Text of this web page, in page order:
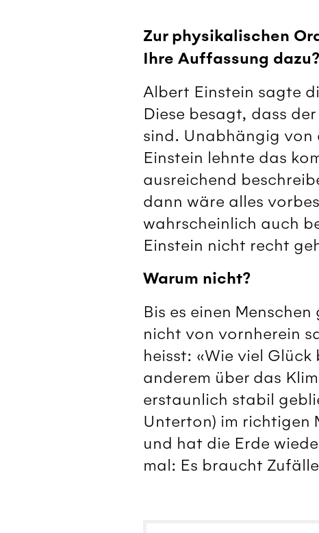
Zur physikalischen
Ihre Auffassung dazu?
Albert Einstein sagte
Diese besagt, dass
sind. Unabhängig von
Einstein lehnte das
ausreichend
dann wäre alles
wahrscheinlich auch
Einstein nicht recht
Warum nicht?
Bis es einen
nicht von vornherein
heisst: «Wie viel
anderem über das
erstaunlich stabil
Unterton) im richtigen
und hat die Erde
mal: Es braucht